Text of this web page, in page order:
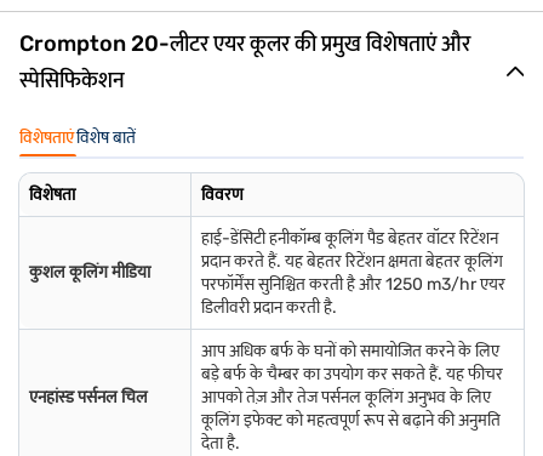
Crompton 20-लीटर एयर कूलर की प्रमुख विशेषताएं और
स्पेसिफिकेशन
विशेषताएंविशेष बातें
विशेषता विवरण
कुशल कूलिंग मीडिया
हाई-डेंसिटी हनीकॉम्ब कूलिंग पैड बेहतर वॉटर रिटेंशन
प्रदान करते हैं. यह बेहतर रिटेंशन क्षमता बेहतर कूलिंग
परफॉर्मेंस सुनिश्चित करती है और 1250 m3/hr एयर
डिलीवरी प्रदान करती है.
एनहांस्ड पर्सनल चिल
आप अधिक बर्फ के घनों को समायोजित करने के लिए
बड़े बर्फ के चैम्बर का उपयोग कर सकते हैं. यह फीचर
आपको तेज़ और तेज पर्सनल कूलिंग अनुभव के लिए
कूलिंग इफेक्ट को महत्वपूर्ण रूप से बढ़ाने की अनुमति
देता है.